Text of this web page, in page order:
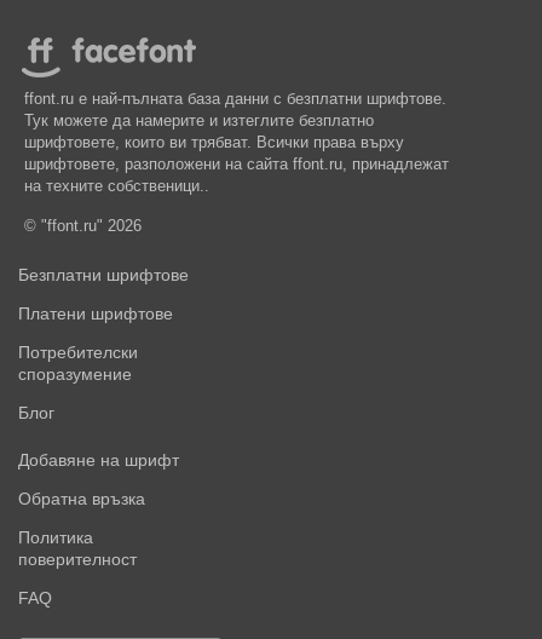
ffont.ru е най-пълната база данни с безплатни шрифтове.
Тук можете да намерите и изтеглите безплатно
шрифтовете, които ви трябват. Всички права върху
шрифтовете, разположени на сайта ffont.ru, принадлежат
на техните собственици..
© "ffont.ru" 2026
Безплатни шрифтове
Платени шрифтове
Потребителски
споразумение
Блог
Добавяне на шрифт
Обратна връзка
Политика
поверителност
FAQ